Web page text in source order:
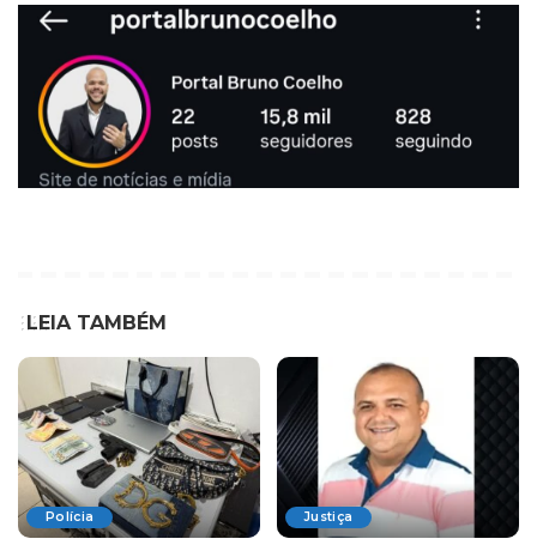
LEIA TAMBÉM
Polícia Justiça